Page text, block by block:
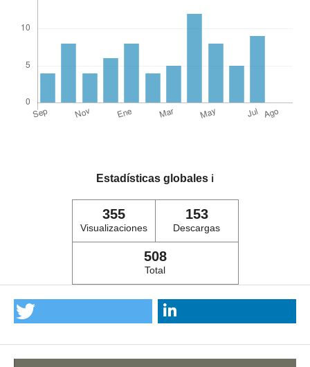
Estadísticas globales ℹ️
355
Visualizaciones
153
Descargas
508
Total